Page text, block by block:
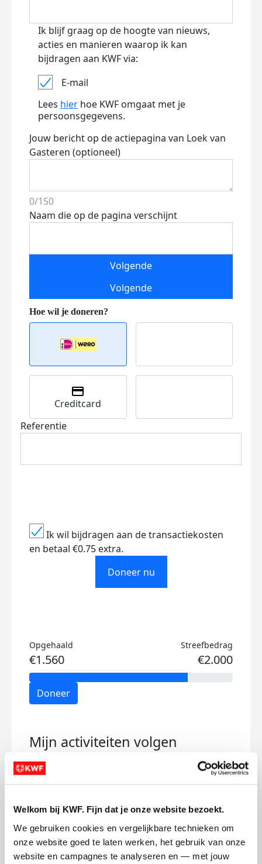
Welkom bij KWF. Fijn dat je onze website bezoekt.
We gebruiken cookies en vergelijkbare technieken om
onze website goed te laten werken, het gebruik van onze
website en campagnes te analyseren en — met jouw
Ik blijf graag op de hoogte van nieuws,
acties en manieren waarop ik kan
bijdragen aan KWF via:
E-mail
Lees hier hoe KWF omgaat met je
persoonsgegevens.
Jouw bericht op de actiepagina van Loek van
Gasteren (optioneel)
0/150
Naam die op de pagina verschijnt
Volgende
Volgende
Creditcard
Referentie
Ik wil bijdragen aan de transactiekosten
en betaal €0.75 extra.
Doneer nu
Opgehaald
€1.560
Streefbedrag
€2.000
Doneer
Mijn activiteiten volgen
59
kms